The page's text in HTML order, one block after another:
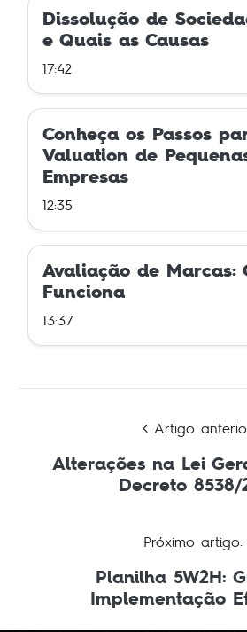
Dissolução de
e Quais as Causas
17:42
Conheça os Passos
Valuation de
Empresas
12:35
Avaliação de Marcas:
Funciona
13:37
Artigo
Alterações na Lei
Decreto 8538/
Próximo artigo:
Planilha 5W2H:
Implementação